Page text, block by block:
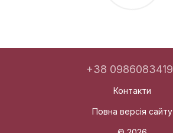
+38 0986083419
Контакти
Повна версія сайту